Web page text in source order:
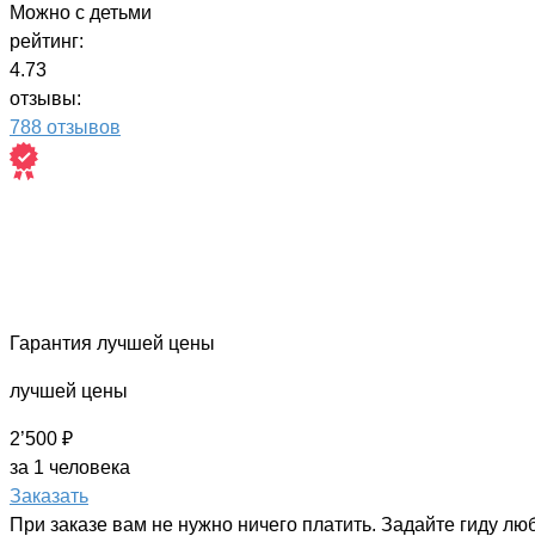
Можно с детьми
рейтинг:
4.73
отзывы:
788 отзывов
Гарантия лучшей цены
лучшей цены
2’500 ₽
за 1 человека
Заказать
При заказе вам не нужно ничего платить. Задайте гиду